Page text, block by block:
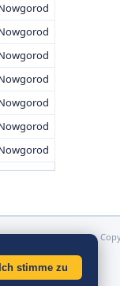
Ich stimme zu